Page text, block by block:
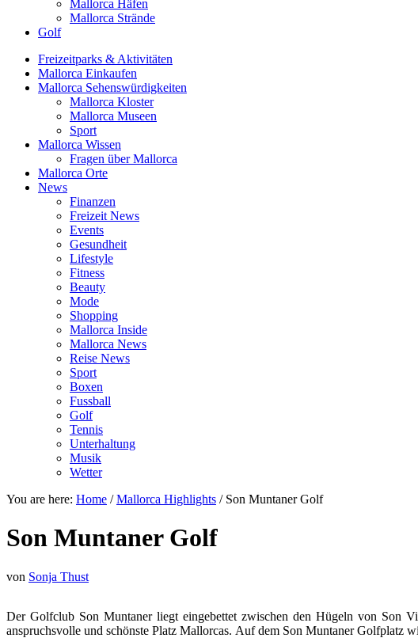
Mallorca Häfen
Mallorca Strände
Golf
Freizeitparks & Aktivitäten
Mallorca Einkaufen
Mallorca Sehenswürdigkeiten
Mallorca Kloster
Mallorca Museen
Sport
Mallorca Wissen
Fragen über Mallorca
Mallorca Orte
News
Finanzen
Freizeit News
Events
Gesundheit
Lifestyle
Fitness
Beauty
Mode
Shopping
Mallorca Inside
Mallorca News
Reise News
Sport
Boxen
Fussball
Golf
Tennis
Unterhaltung
Musik
Wetter
You are here: Home / Mallorca Highlights /Son Muntaner Golf
Son Muntaner Golf
von Sonja Thust
Der Golfclub Son Muntaner liegt eingebettet zwischen den Hügeln von Son
anspruchsvolle und schönste Platz Mallorcas. Auf dem Son Muntaner Golfplatz